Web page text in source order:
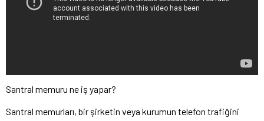
Santral memuru ne iş yapar?
Santral memurları, bir şirketin veya kurumun telefon trafiğini